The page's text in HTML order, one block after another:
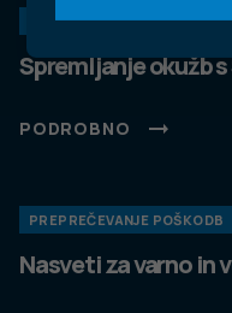
KORONAVIRUS
Spremljanje okužb
PODROBNO
PREPREČEVANJE POŠKODB
Nasveti za varno in